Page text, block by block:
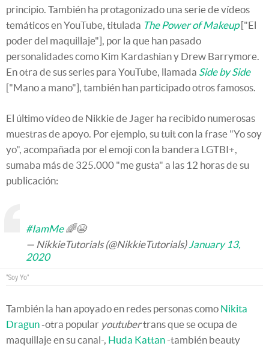
principio. También ha protagonizado una serie de vídeos
temáticos en YouTube, titulada The Power of Makeup["El
poder del maquillaje"], por la que han pasado
personalidades como Kim Kardashian y Drew Barrymore.
En otra de sus series para YouTube, llamada Side by Side
["Mano a mano"], también han participado otros famosos.
El último vídeo de Nikkie de Jager ha recibido numerosas
muestras de apoyo. Por ejemplo, su tuit con la frase "Yo soy
yo", acompañada por el emoji con la bandera LGTBI+,
sumaba más de 325.000 "me gusta" a las 12 horas de su
publicación:
#IamMe🌈😭
— NikkieTutorials (@NikkieTutorials) January 13,
2020
"Soy Yo"
También la han apoyado en redes personas como Nikita
Dragun-otra popular youtubertrans que se ocupa de
maquillaje en su canal-, Huda Kattan-también beauty